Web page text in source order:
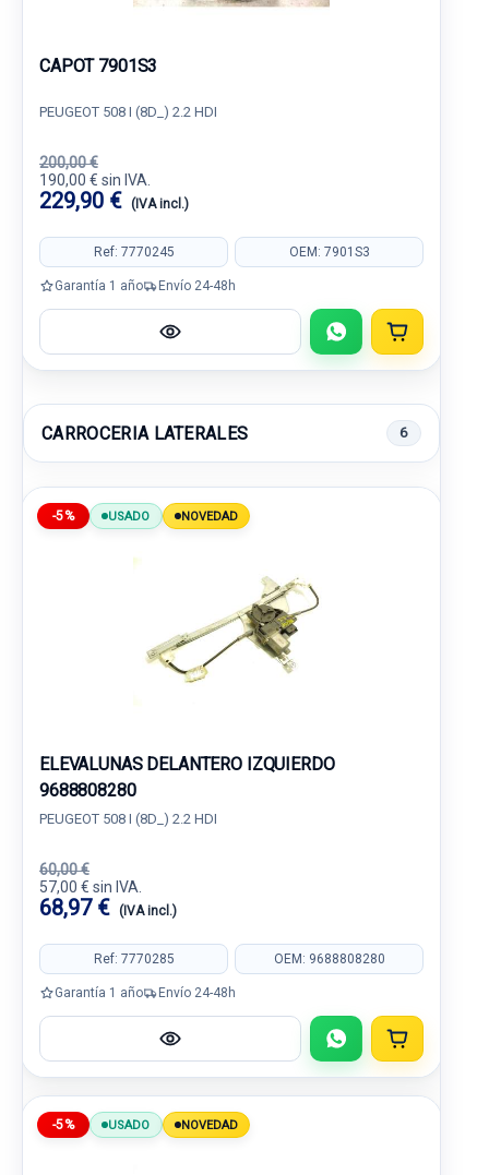
CAPOT 7901S3
PEUGEOT 508 I (8D_) 2.2 HDI
200,00 €
190,00 € sin IVA.
229,90 € (IVA incl.)
Ref: 7770245 OEM: 7901S3
Garantía 1 año Envío 24-48h
CARROCERIA LATERALES 6
-5% USADO NOVEDAD
ELEVALUNAS DELANTERO IZQUIERDO
9688808280
PEUGEOT 508 I (8D_) 2.2 HDI
60,00 €
57,00 € sin IVA.
68,97 € (IVA incl.)
Ref: 7770285 OEM: 9688808280
Garantía 1 año Envío 24-48h
-5% USADO NOVEDAD